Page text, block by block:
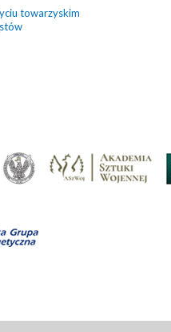
towarzyskim